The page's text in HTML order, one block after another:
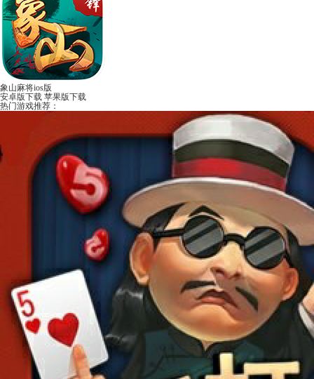
象山麻将ios版
安卓版下载 苹果版下载
热门游戏推荐：